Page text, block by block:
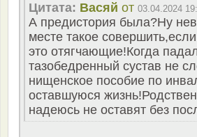
Цитата: Васяй от 03.04.2024
А предистория была?Ну
месте такое
это отягчающие!Когда
тазобедренный сустав не
нищенское пособие по
оставшуюся
надеюсь не оставят без